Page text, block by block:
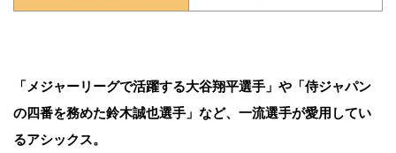
「メジャーリーグで活躍する大谷翔平選手」や「侍ジャパン
の四番を務めた鈴木誠也選手」など、一流選手が愛用してい
るアシックス。